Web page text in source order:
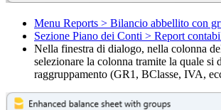
Menu Reports > Bilancio abbellito con
Sezione Piano dei Conti > Report
Nella finestra di dialogo, nella colonna
selezionare la colonna tramite la quale si
raggruppamento (GR1, BClasse, IVA,